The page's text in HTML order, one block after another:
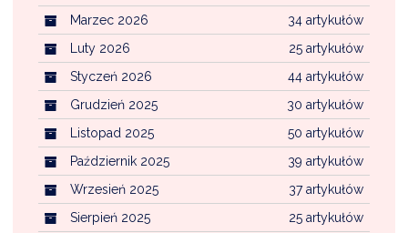
34 artykułów
Marzec 2026
25 artykułów
Luty 2026
44 artykułów
Styczeń 2026
30 artykułów
Grudzień 2025
50 artykułów
Listopad 2025
39 artykułów
Październik 2025
37 artykułów
Wrzesień 2025
25 artykułów
Sierpień 2025